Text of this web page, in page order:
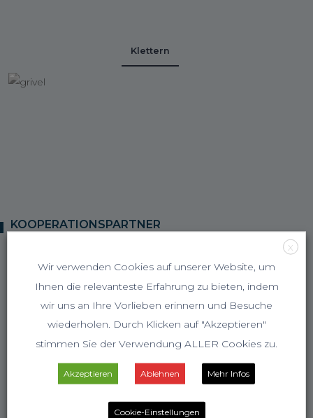
Klettern
KOOPERATIONSPARTNER
X
Wir verwenden Cookies auf unserer Website, um
Ihnen die relevanteste Erfahrung zu bieten, indem
wir uns an Ihre Vorlieben erinnern und Besuche
wiederholen. Durch Klicken auf "Akzeptieren"
stimmen Sie der Verwendung ALLER Cookies zu.
Akzeptieren Ablehnen Mehr Infos
Cookie-Einstellungen